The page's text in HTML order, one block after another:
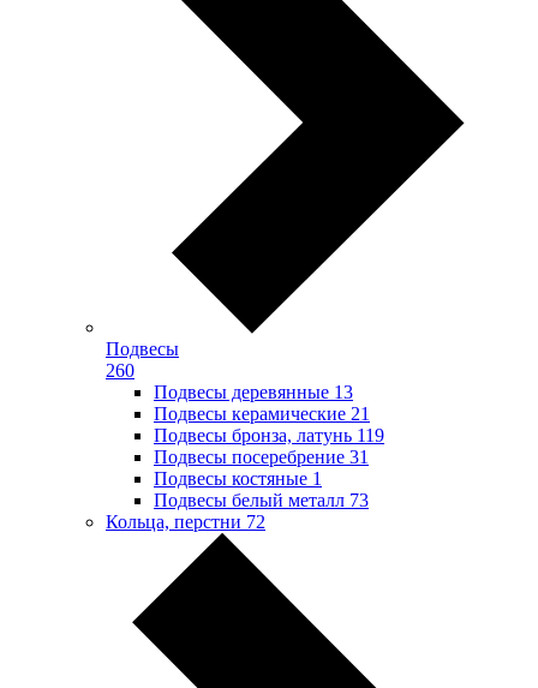
Подвесы
260
Подвесы деревянные 13
Подвесы керамические 21
Подвесы бронза, латунь 119
Подвесы посеребрение 31
Подвесы костяные 1
Подвесы белый металл 73
Кольца, перстни 72